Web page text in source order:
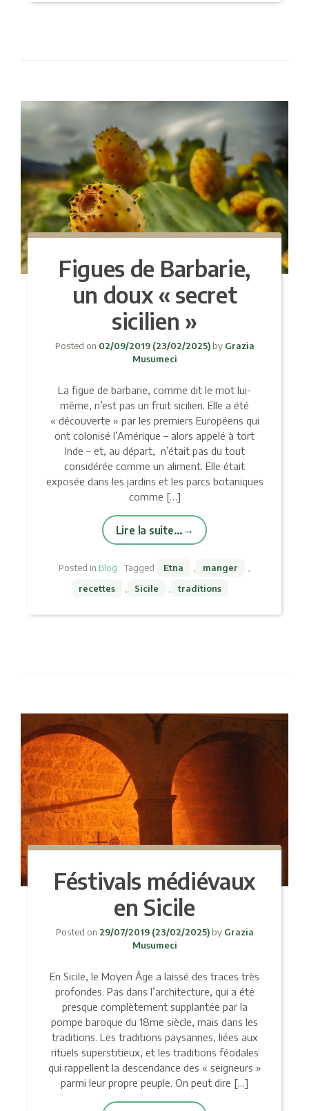
Figues de Barbarie,
un doux « secret
sicilien »
Posted on 02/09/2019(23/02/2025) byGrazia
Musumeci
La figue de barbarie, comme dit le mot lui-
même, n’est pas un fruit sicilien. Elle a été
« découverte » par les premiers Européens qui
ont colonisé l’Amérique – alors appelé à tort
Inde – et, au départ, n’était pas du tout
considérée comme un aliment. Elle était
exposée dans les jardins et les parcs botaniques
comme […]
Lire la suite…
Posted in Blog Tagged Etna manger
recettes
Sicile traditions
Féstivals médiévaux
en Sicile
Posted on 29/07/2019(23/02/2025) byGrazia
Musumeci
En Sicile, le Moyen Âge a laissé des traces très
profondes. Pas dans l’architecture, qui a été
presque complètement supplantée par la
pompe baroque du 18me siècle, mais dans les
traditions. Les traditions paysannes, liées aux
rituels superstitieux, et les traditions féodales
qui rappellent la descendance des « seigneurs »
parmi leur propre peuple. On peut dire […]